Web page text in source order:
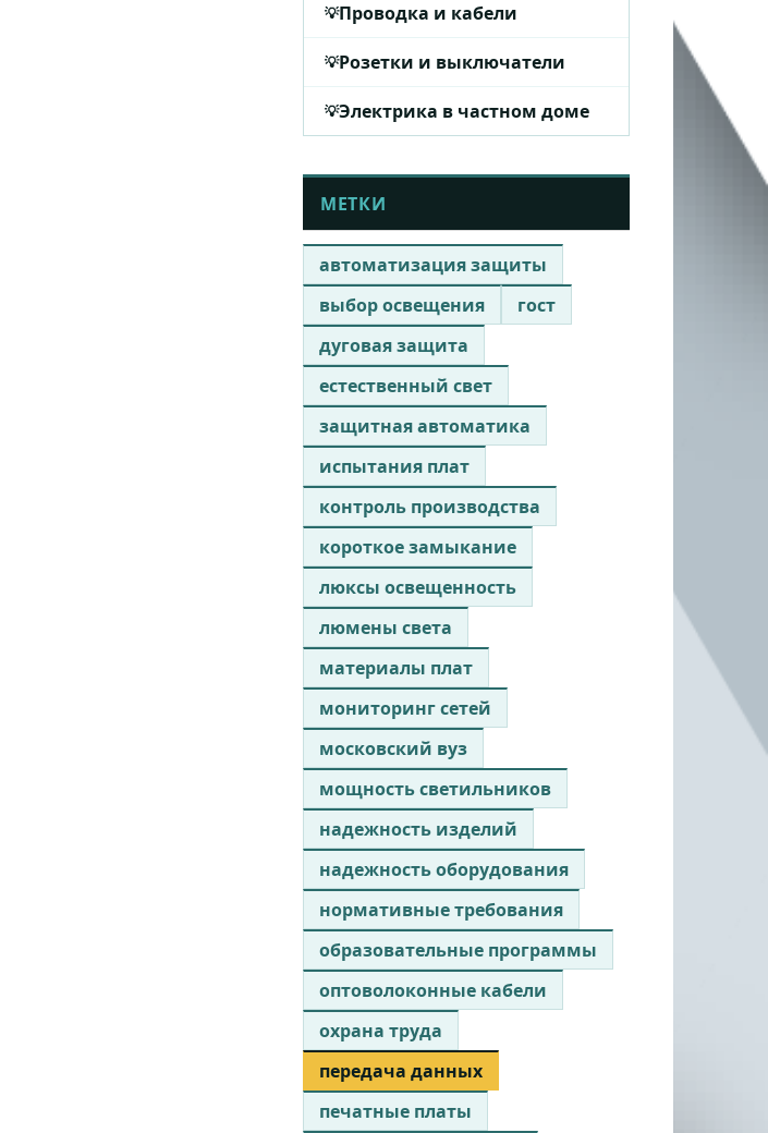
Проводка и кабели
Розетки и выключатели
Электрика в частном доме
МЕТКИ
автоматизация защиты
выбор освещения
гост
дуговая защита
естественный свет
защитная автоматика
испытания плат
контроль производства
короткое замыкание
люксы освещенность
люмены света
материалы плат
мониторинг сетей
московский вуз
мощность светильников
надежность изделий
надежность оборудования
нормативные требования
образовательные программы
оптоволоконные кабели
охрана труда
передача данных
печатные платы